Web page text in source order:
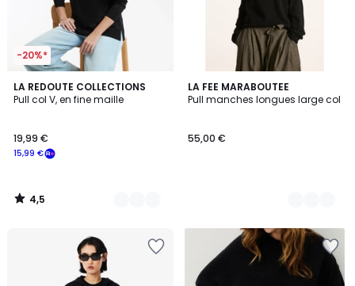
-20%*
LA REDOUTE COLLECTIONS
Pull col V, en fine maille
15,99 €
19,99 €
4,5
/ 5
3
Couleurs
4,5
/
LA FEE MARABOUTEE
Pull manches longues large col
55,00 €
2
Couleurs